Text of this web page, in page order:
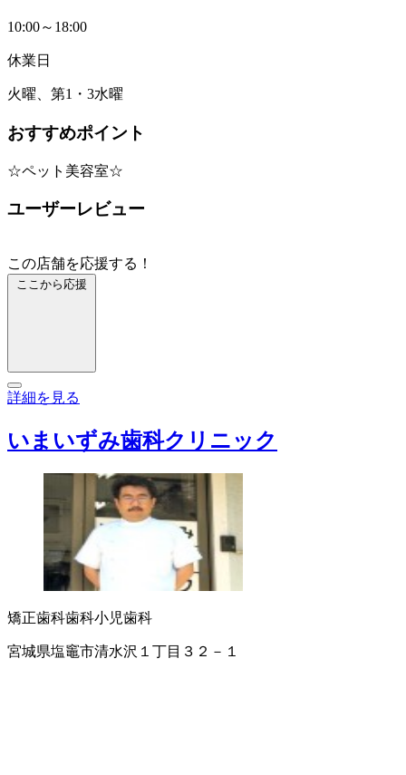
10:00～18:00
休業日
火曜、第1・3水曜
おすすめポイント
☆ペット美容室☆
ユーザーレビュー
この店舗を応援する！
ここから応援
詳細を見る
いまいずみ歯科クリニック
矯正歯科歯科小児歯科
宮城県塩竈市清水沢１丁目３２－１